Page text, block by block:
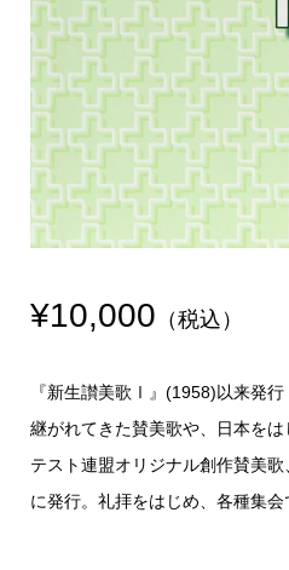
¥10,000 （税込）
『新生讃美歌Ⅰ』(1958)以来発
継がれてきた賛美歌や、日本を
テスト連盟オリジナル創作賛美
に発行。礼拝をはじめ、各種集会